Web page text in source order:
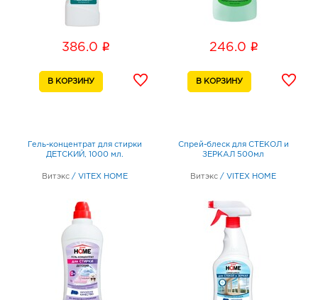
386.0 i 246.0 i
Гель-концентрат для стирки
ДЕТСКИЙ, 1000 мл.
Витэкс / VITEX HOME
Спрей-блеск для СТЕКОЛ и
ЗЕРКАЛ 500мл
Витэкс / VITEX HOME